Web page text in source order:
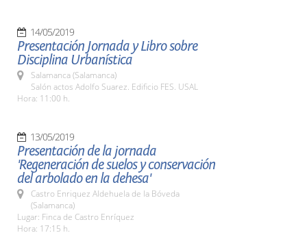
14/05/2019
Presentación Jornada y Libro sobre
Disciplina Urbanística
Salamanca (Salamanca)
Salón actos Adolfo Suarez. Edificio FES. USAL
Hora: 11:00 h.
13/05/2019
Presentación de la jornada
'Regeneración de suelos y conservación
del arbolado en la dehesa'
Castro Enriquez Aldehuela de la Bóveda
(Salamanca)
Lugar: Finca de Castro Enríquez
Hora: 17:15 h.